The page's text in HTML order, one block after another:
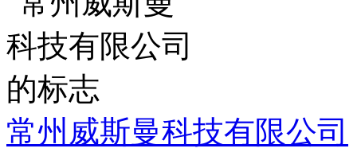
常州威斯曼科技有限公司